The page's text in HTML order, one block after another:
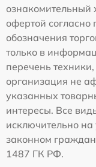
ознакомительный
офертой
обозначения
только в
перечень
организация не
указанных
интересы. Все
исключительно на
законном
1487 ГК РФ.